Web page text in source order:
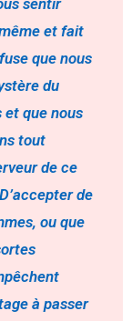
sentir
et fait
que nous
du
et que nous
tout
de ce
de
ou que
à passer